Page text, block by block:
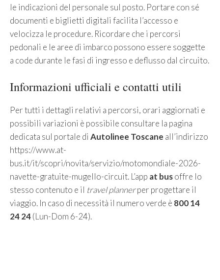
le indicazioni del personale sul posto. Portare con sé
documenti e biglietti digitali facilita l’accesso e
velocizza le procedure. Ricordare che i percorsi
pedonali e le aree di imbarco possono essere soggette
a code durante le fasi di ingresso e deflusso dal circuito.
Informazioni ufficiali e contatti utili
Per tutti i dettagli relativi a percorsi, orari aggiornati e
possibili variazioni è possibile consultare la pagina
dedicata sul portale di Autolinee Toscane all’indirizzo
https://www.at-
bus.it/it/scopri/novita/servizio/motomondiale-2026-
navette-gratuite-mugello-circuit. L’app at busoffre lo
stesso contenuto e il travel plannerper progettare il
viaggio. In caso di necessità il numero verde è 800 14
24 24(Lun-Dom 6-24).